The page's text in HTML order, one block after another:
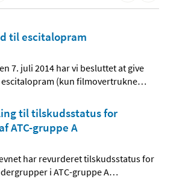
til escitalopram
7. juli 2014 har vi besluttet at give
(kun filmovertrukne…
til tilskudsstatus for
ATC-gruppe A
har revurderet tilskudsstatus for
i ATC-gruppe A…